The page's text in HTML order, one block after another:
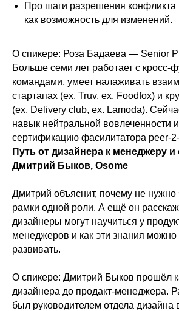
Про шаги разрешения конфликта
как возможность для изменений.
О спикере: Роза Бадаева — Senior
Больше семи лет работает с кросс-
командами, умеет налаживать
стартапах (ex. Truv, ex. Foodfox) и
(ex. Delivery club, ex. Lamoda).
навык нейтральной вовлеченности
сертификацию фасилитатора peer-
Путь от дизайнера к менеджеру
Дмитрий Быков, Osome
Дмитрий объяснит, почему не нужно
рамки одной роли. А ещё он
дизайнеры могут научиться у
менеджеров и как эти знания можно
развивать.
О спикере: Дмитрий Быков прошёл
дизайнера до продакт-менеджера.
был руководителем отдела дизайна
КТО МЫ
РАССКАЗЫВАЕМ
МЕРОПРИЯТИЯ